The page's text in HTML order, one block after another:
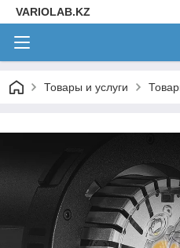
VARIOLAB.KZ
Товары и услуги